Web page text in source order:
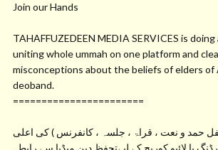
Join our Hands
TAHAFFUZEDEEN MEDIA SERVICES is
uniting whole ummah on one platform and
misconceptions about the beliefs of elders of
deoband.
=======================
حمد و نعت ، قراۃ ، جلسہ ، کانفرنس ) کی اعلی
یا لائیو کوریج کے لیےتحفظ دین میڈیا سے رابطہ